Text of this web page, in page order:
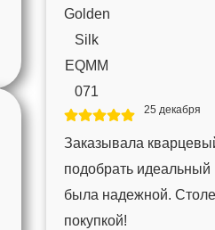
25 декабря
Заказывала
подобрать идеальный
была надежной.
покупкой!